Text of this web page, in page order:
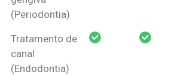
(Periodontia)
Tratamento de
canal
(Endodontia)